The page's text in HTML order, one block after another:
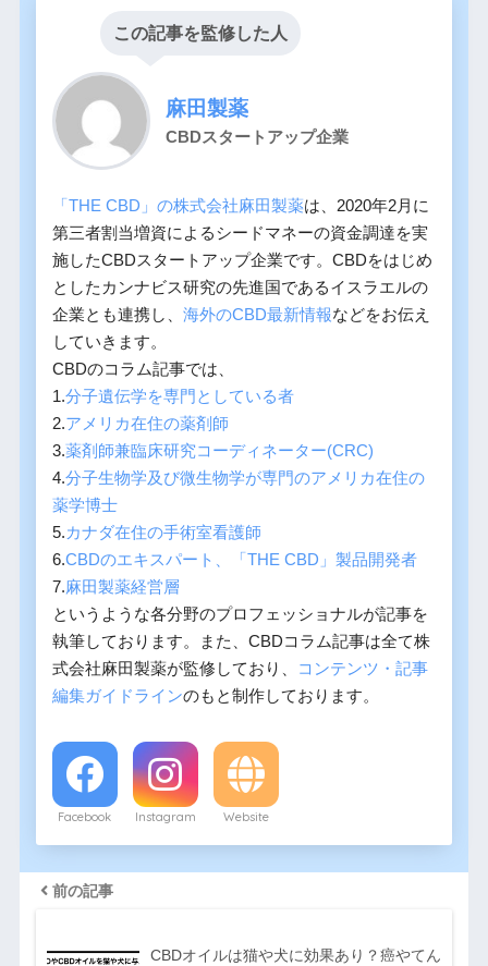
この記事を監修した人
麻田製薬
CBDスタートアップ企業
「THE CBD」の株式会社麻田製薬は、2020年2月に
第三者割当増資によるシードマネーの資金調達を実
施したCBDスタートアップ企業です。CBDをはじめ
としたカンナビス研究の先進国であるイスラエルの
企業とも連携し、 海外のCBD最新情報などをお伝え
していきます。
CBDのコラム記事では、
1.分子遺伝学を専門としている者
2.アメリカ在住の薬剤師
3.薬剤師兼臨床研究コーディネーター(CRC)
4.分子生物学及び微生物学が専門のアメリカ在住の
薬学博士
5.カナダ在住の手術室看護師
6.CBDのエキスパート、「THE CBD」製品開発者
7.麻田製薬経営層
というような各分野のプロフェッショナルが記事を
執筆しております。また、CBDコラム記事は全て株
式会社麻田製薬が監修しており、
コンテンツ・記事
編集ガイドラインのもと制作しております。
Facebook Instagram Website
前の記事
CBDオイルは猫や犬に効果あり？癌やてん